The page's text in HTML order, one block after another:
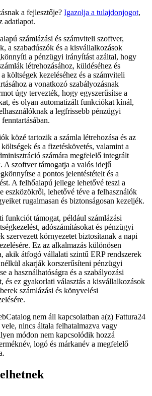
a fejlesztője? Igazolja a tulajdonjogot,
adatlapot.
számlázási és számviteli szoftver,
a szabadúszók és a kisvállalkozások
a pénzügyi irányítást azáltal, hogy
létrehozásához, küldéséhez és
költségek kezeléséhez és a számviteli
a vonatkozó szabályozásnak
úgy tervezték, hogy egyszerűsítse a
és olyan automatizált funkciókat kínál,
a legfrissebb pénzügyi
közé tartozik a számla létrehozása és az
és a fizetéskövetés, valamint a
számára megfelelő integrált
A szoftver támogatja a valós idejű
a pontos jelentéstételt és a
A felhőalapú jellege lehetővé teszi a
eszközökről, lehetővé téve a felhasználók
rugalmasan és biztonságosan kezeljék.
funkciót támogat, például számlázási
adószámításokat és pénzügyi
szervezett környezetet biztosítanak a napi
Ez az alkalmazás különösen
akik átfogó vállalati szintű ERP rendszerek
akarják korszerűsíteni pénzügyi
a használhatóságra és a szabályozási
és ez gyakorlati választás a kisvállalkozások
számlázási és könyvelési
nem áll kapcsolatban a(z) Fattura24
nincs általa felhatalmazva vagy
módon nem kapcsolódik hozzá
logó és márkanév a megfelelő